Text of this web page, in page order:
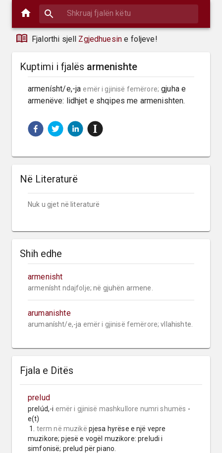
Fjalorthi sjell Zgjedhuesin e foljeve!
Kuptimi i fjalës armenishte
armenísht/e,-ja emër i gjinisë femërore; gjuha e
armenëve: lidhjet e shqipes me armenishten.
Në Literaturë
Nuk u gjet në literaturë
Shih edhe
armenisht
armenísht ndajfolje; në gjuhën armene.
arumanishte
arumanísht/e,-ja emër i gjinisë femërore; vllahishte.
Fjala e Ditës
prelud
prelúd,-i emër i gjinisë mashkullore numri shumës -
e(t)
1. term në muzikë pjesa hyrëse e një vepre
muzikore; pjesë e vogël muzikore: preludi i
simfonisë; prelud për piano.